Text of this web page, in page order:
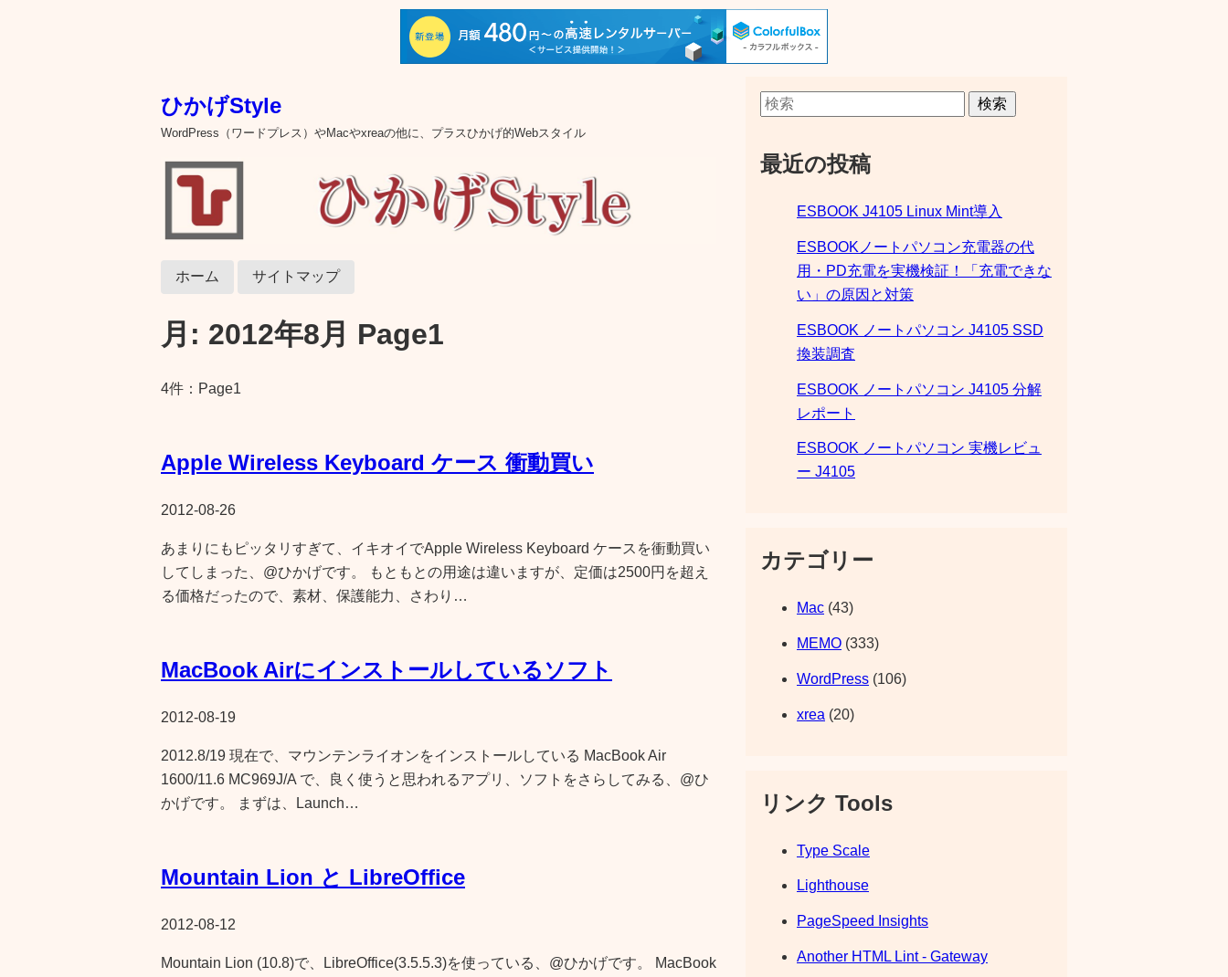
ひかげStyle
WordPress（ワードプレス）やMacやxreaの他に、プラスひかげ的Webスタイル
ホーム サイトマップ
月: 2012年8月 Page1
4件：Page1
Apple Wireless Keyboard ケース 衝動買い
2012-08-26
あまりにもピッタリすぎて、イキオイでApple Wireless Keyboard ケースを衝動買い
してしまった、@ひかげです。 もともとの用途は違いますが、定価は2500円を超え
る価格だったので、素材、保護能力、さわり…
MacBook Airにインストールしているソフト
2012-08-19
2012.8/19 現在で、マウンテンライオンをインストールしている MacBook Air
1600/11.6 MC969J/A で、良く使うと思われるアプリ、ソフトをさらしてみる、@ひ
かげです。 まずは、Launch…
Mountain Lion と LibreOffice
2012-08-12
Mountain Lion (10.8)で、LibreOffice(3.5.5.3)を使っている、@ひかげです。 MacBook
検索
最近の投稿
ESBOOK J4105 Linux Mint導入
ESBOOKノートパソコン充電器の代
用・PD充電を実機検証！「充電できな
い」の原因と対策
ESBOOK ノートパソコン J4105 SSD
換装調査
ESBOOK ノートパソコン J4105 分解
レポート
ESBOOK ノートパソコン 実機レビュ
ー J4105
カテゴリー
Mac (43)
MEMO (333)
WordPress (106)
xrea (20)
リンク Tools
Type Scale
Lighthouse
PageSpeed Insights
Another HTML Lint - Gateway